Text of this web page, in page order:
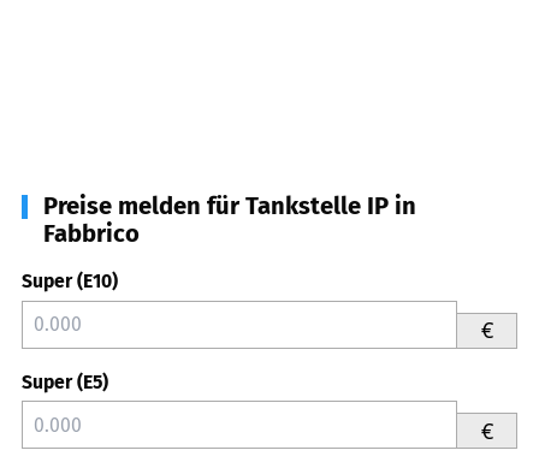
Preise melden für Tankstelle IP in
Fabbrico
Super (E10)
€
Super (E5)
€